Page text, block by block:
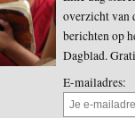
overzicht van
berichten op
Dagblad.
E-mailadres: